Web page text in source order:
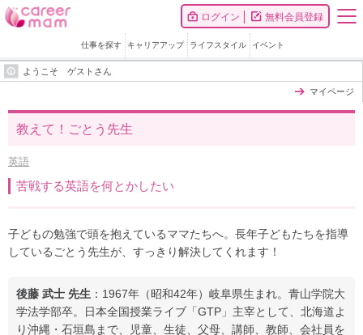
ログイン 無料会員登録
仕事を探す キャリアアップ ライフスタイル イベント
ようこそ ゲストさん
マイページ
教えて！ごとう先生
英語
苦戦する英語を何とかしたい
子どもの勉強で頭を抱えているママたちへ。長年子どもたちを指導
しているごとう先生が、すっきり解決してくれます！
後藤 武士 先生 ：1967年（昭和42年）岐阜県生まれ。青山学院大
学法学部卒。日本全国授業ライブ「GTP」主宰として、北海道よ
り沖縄・石垣島まで、児童、生徒、父母、講師、教師、会社員を